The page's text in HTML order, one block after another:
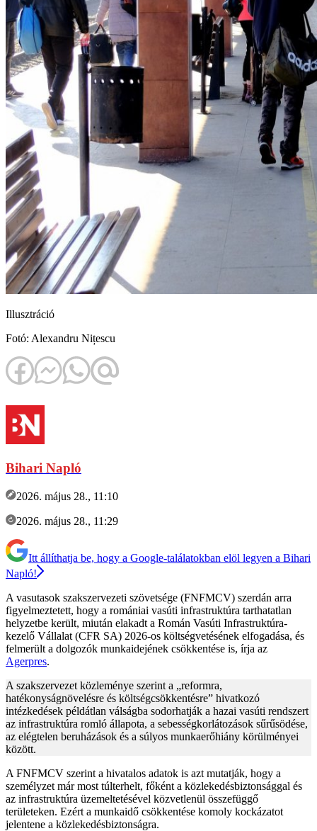
Illusztráció
Fotó: Alexandru Nițescu
Bihari Napló
2026. május 28., 11:10
2026. május 28., 11:29
Itt állíthatja be, hogy a Google-találatokban elöl legyen a Bihari
Napló!
A vasutasok szakszervezeti szövetsége (FNFMCV) szerdán arra
figyelmeztetett, hogy a romániai vasúti infrastruktúra tarthatatlan
helyzetbe került, miután elakadt a Román Vasúti Infrastruktúra-
kezelő Vállalat (CFR SA) 2026-os költségvetésének elfogadása, és
felmerült a dolgozók munkaidejének csökkentése is, írja az
Agerpres.
A szakszervezet közleménye szerint a „reformra,
hatékonyságnövelésre és költségcsökkentésre” hivatkozó
intézkedések példátlan válságba sodorhatják a hazai vasúti rendszert
az infrastruktúra romló állapota, a sebességkorlátozások sűrűsödése,
az elégtelen beruházások és a súlyos munkaerőhiány körülményei
között.
A FNFMCV szerint a hivatalos adatok is azt mutatják, hogy a
személyzet már most túlterhelt, főként a közlekedésbiztonsággal és
az infrastruktúra üzemeltetésével közvetlenül összefüggő
területeken. Ezért a munkaidő csökkentése komoly kockázatot
jelentene a közlekedésbiztonságra.